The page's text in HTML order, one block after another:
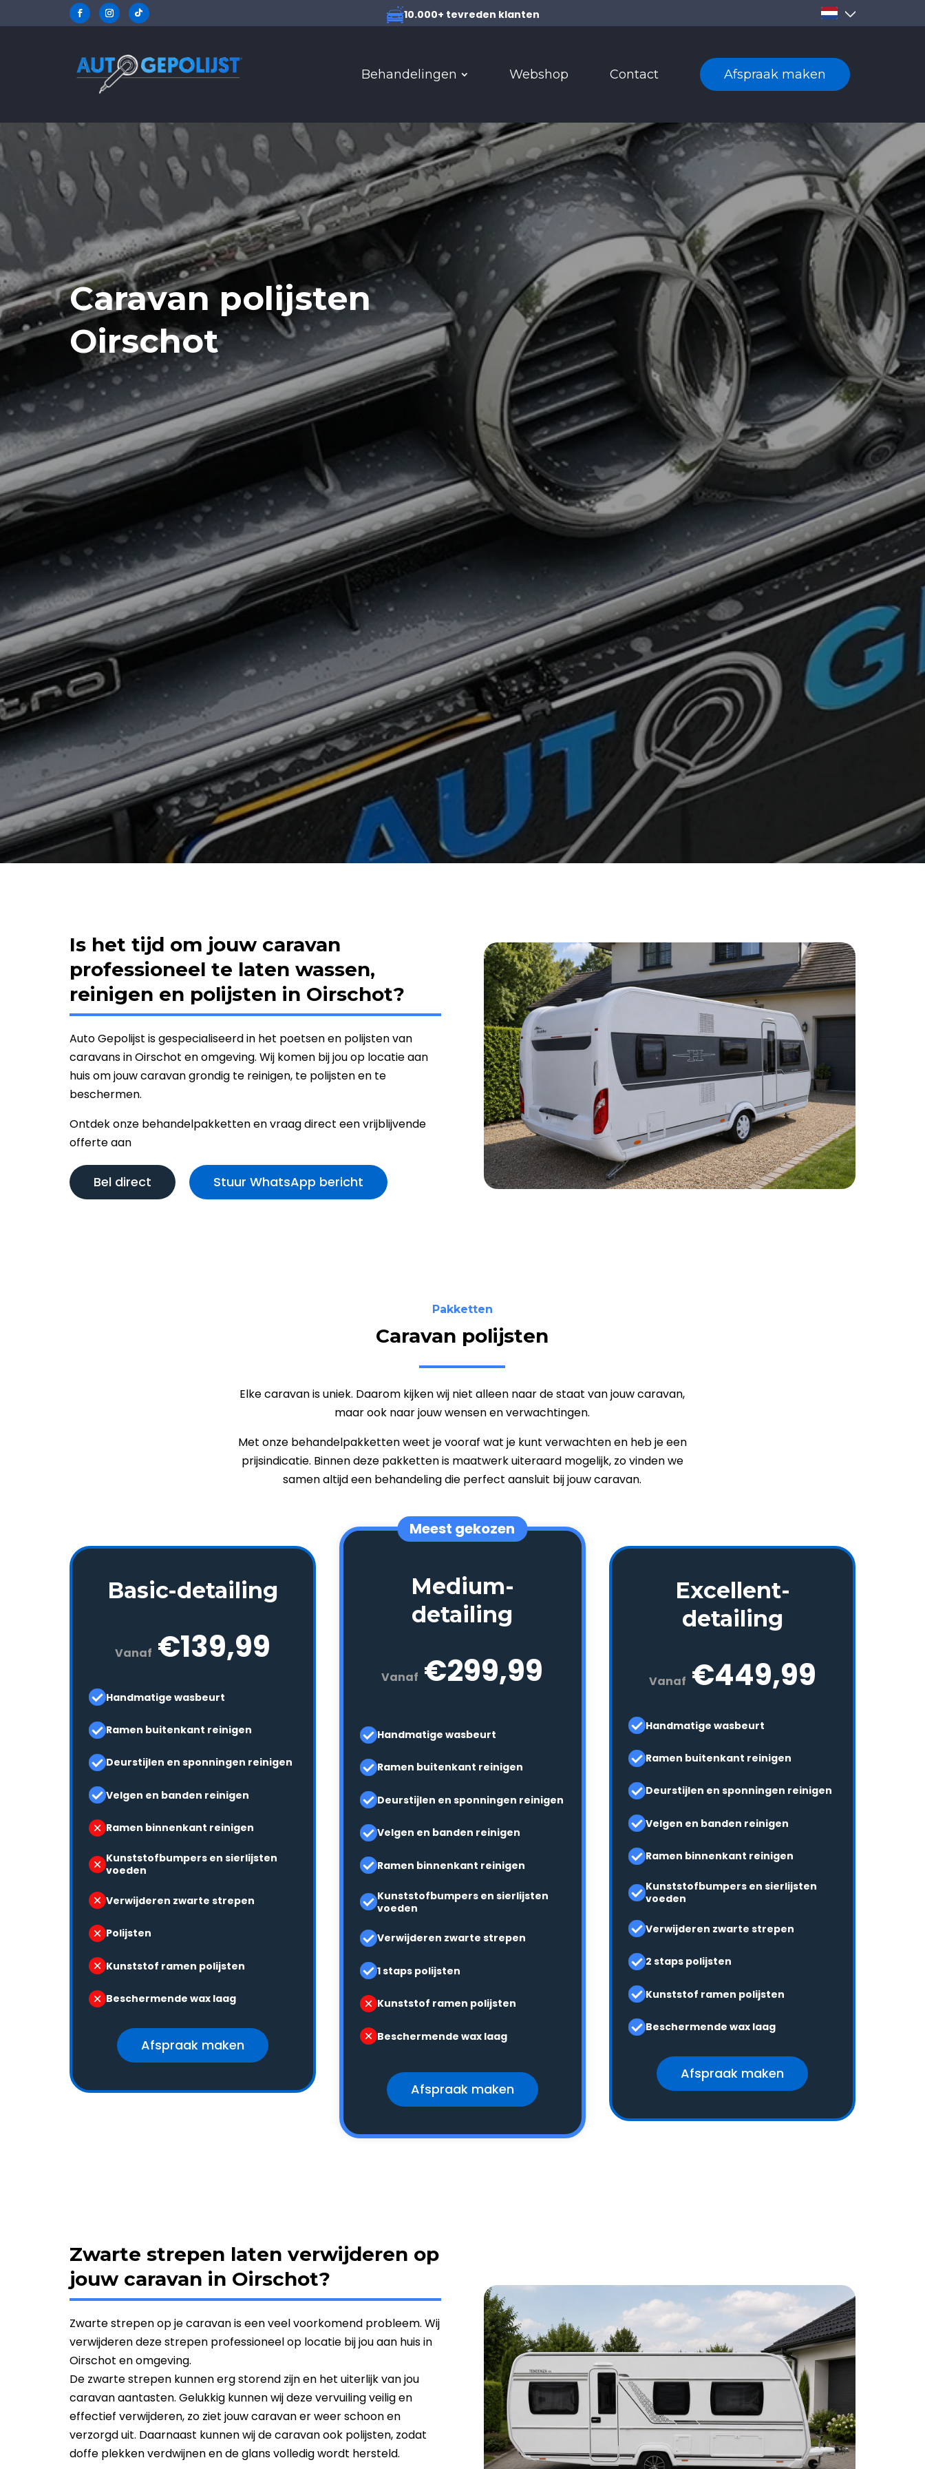
Snelle service op locatie 10.000+ tevreden klanten Snelle service op
Behandelingen Webshop Contact Afspraak maken
Caravan polijsten
Oirschot
Is het tijd om jouw caravan
professioneel te laten wassen,
reinigen en polijsten in Oirschot?
Auto Gepolijst is gespecialiseerd in het poetsen en polijsten van
caravans in Oirschot en omgeving. Wij komen bij jou op locatie aan
huis om jouw caravan grondig te reinigen, te polijsten en te
beschermen.
Ontdek onze behandelpakketten en vraag direct een vrijblijvende
offerte aan
Bel direct Stuur WhatsApp bericht
Pakketten
Caravan polijsten
Elke caravan is uniek. Daarom kijken wij niet alleen naar de staat van jouw caravan,
maar ook naar jouw wensen en verwachtingen.
Met onze behandelpakketten weet je vooraf wat je kunt verwachten en heb je een
prijsindicatie. Binnen deze pakketten is maatwerk uiteraard mogelijk, zo vinden we
samen altijd een behandeling die perfect aansluit bij jouw caravan.
Basic-detailing
Vanaf €139,99
Handmatige wasbeurt
Ramen buitenkant reinigen
Deurstijlen en sponningen reinigen
Velgen en banden reinigen
Ramen binnenkant reinigen
Kunststofbumpers en sierlijsten
voeden
Verwijderen zwarte strepen
Polijsten
Kunststof ramen polijsten
Beschermende wax laag
Afspraak maken
Medium-
detailing
Vanaf €299,99
Handmatige wasbeurt
Ramen buitenkant reinigen
Deurstijlen en sponningen reinigen
Velgen en banden reinigen
Ramen binnenkant reinigen
Kunststofbumpers en sierlijsten
voeden
Verwijderen zwarte strepen
1 staps polijsten
Kunststof ramen polijsten
Beschermende wax laag
Afspraak maken
Excellent-
detailing
Vanaf €449,99
Handmatige wasbeurt
Ramen buitenkant reinigen
Deurstijlen en sponningen reinigen
Velgen en banden reinigen
Ramen binnenkant reinigen
Kunststofbumpers en sierlijsten
voeden
Verwijderen zwarte strepen
2 staps polijsten
Kunststof ramen polijsten
Beschermende wax laag
Afspraak maken
Zwarte strepen laten verwijderen op
jouw caravan in Oirschot?
Zwarte strepen op je caravan is een veel voorkomend probleem. Wij
verwijderen deze strepen professioneel op locatie bij jou aan huis in
Oirschot en omgeving.
De zwarte strepen kunnen erg storend zijn en het uiterlijk van jou
caravan aantasten. Gelukkig kunnen wij deze vervuiling veilig en
effectief verwijderen, zo ziet jouw caravan er weer schoon en
verzorgd uit. Daarnaast kunnen wij de caravan ook polijsten, zodat
doffe plekken verdwijnen en de glans volledig wordt hersteld.